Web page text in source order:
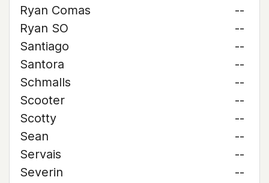
Ryan Comas
--
Ryan SO
--
Santiago
--
Santora
--
Schmalls
--
Scooter
--
Scotty
--
Sean
--
Servais
--
Severin
--